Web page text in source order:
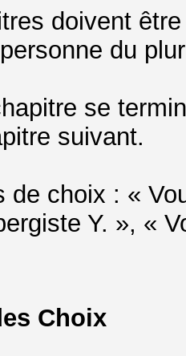
doivent
du
se
suivant.
choix : «
Y. », «
Choix